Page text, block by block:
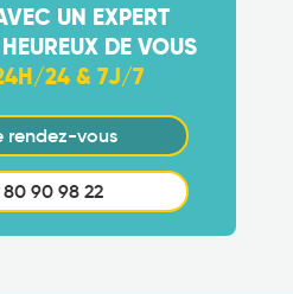
UN EXPERT
DE VOUS
24 & 7J/7
rendez-vous
80 90 98 22